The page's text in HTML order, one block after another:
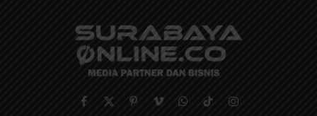
Facebook
X
PinterestVimeoWhatsApp
TikTokInstagram